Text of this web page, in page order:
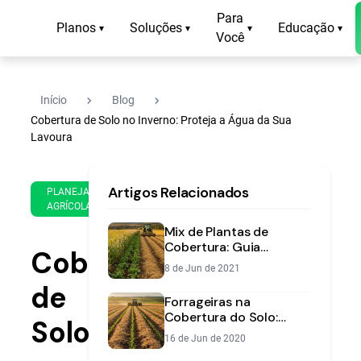
Planos ▾ Soluções ▾
Para
Você
▾ Educação ▾
Início navigate_next Blog navigate_next
Cobertura de Solo no Inverno: Proteja a Água da Sua
Lavoura
PLANEJAMENTO
AGRÍCOLA
Aug
2020
min
Cobertura
de
Solo
Artigos Relacionados
Mix de Plantas de
Cobertura: Guia
Completo para
Melhorar o Solo na
Entressafra
8 de Jun de 2021
Forrageiras na
Cobertura do Solo:
Proteção e
Produtividade
16 de Jun de 2020